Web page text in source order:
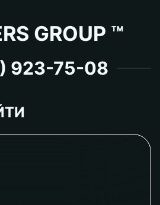
GROUP ™
923-75-08